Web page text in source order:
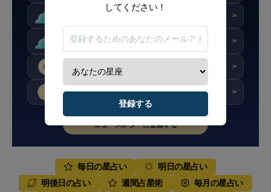
>
明後日 スコア : 4/10★★☆☆☆ >
今週 >
今月 スコア : 5.5/10★★★☆☆ >
ニュースレターに登録する
毎日の星占い
明日の星占い
明後日の占い
週間占星術
毎月の星占い
してください！
登録する